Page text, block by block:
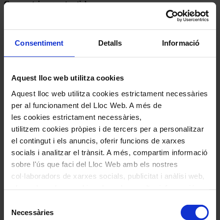
Consentiment Detalls Informació
Aquest lloc web utilitza cookies
Aquest lloc web utilitza cookies estrictament necessàries
per al funcionament del Lloc Web. A més de
les cookies estrictament necessàries,
utilitzem cookies pròpies i de tercers per a personalitzar
el contingut i els anuncis, oferir funcions de xarxes
socials i analitzar el trànsit. A més, compartim informació
sobre l'ús que faci del Lloc Web amb els nostres
col·laboradors de xarxes socials, publicitat i anàlisi web,
de l'ús que hagi fet dels seus serveis. En el quadre
Necessàries
Comparteix aquest article
Compártelo en Twitter
Compártelo per Email
marcats amb*
Comentari *
Correu electrònic